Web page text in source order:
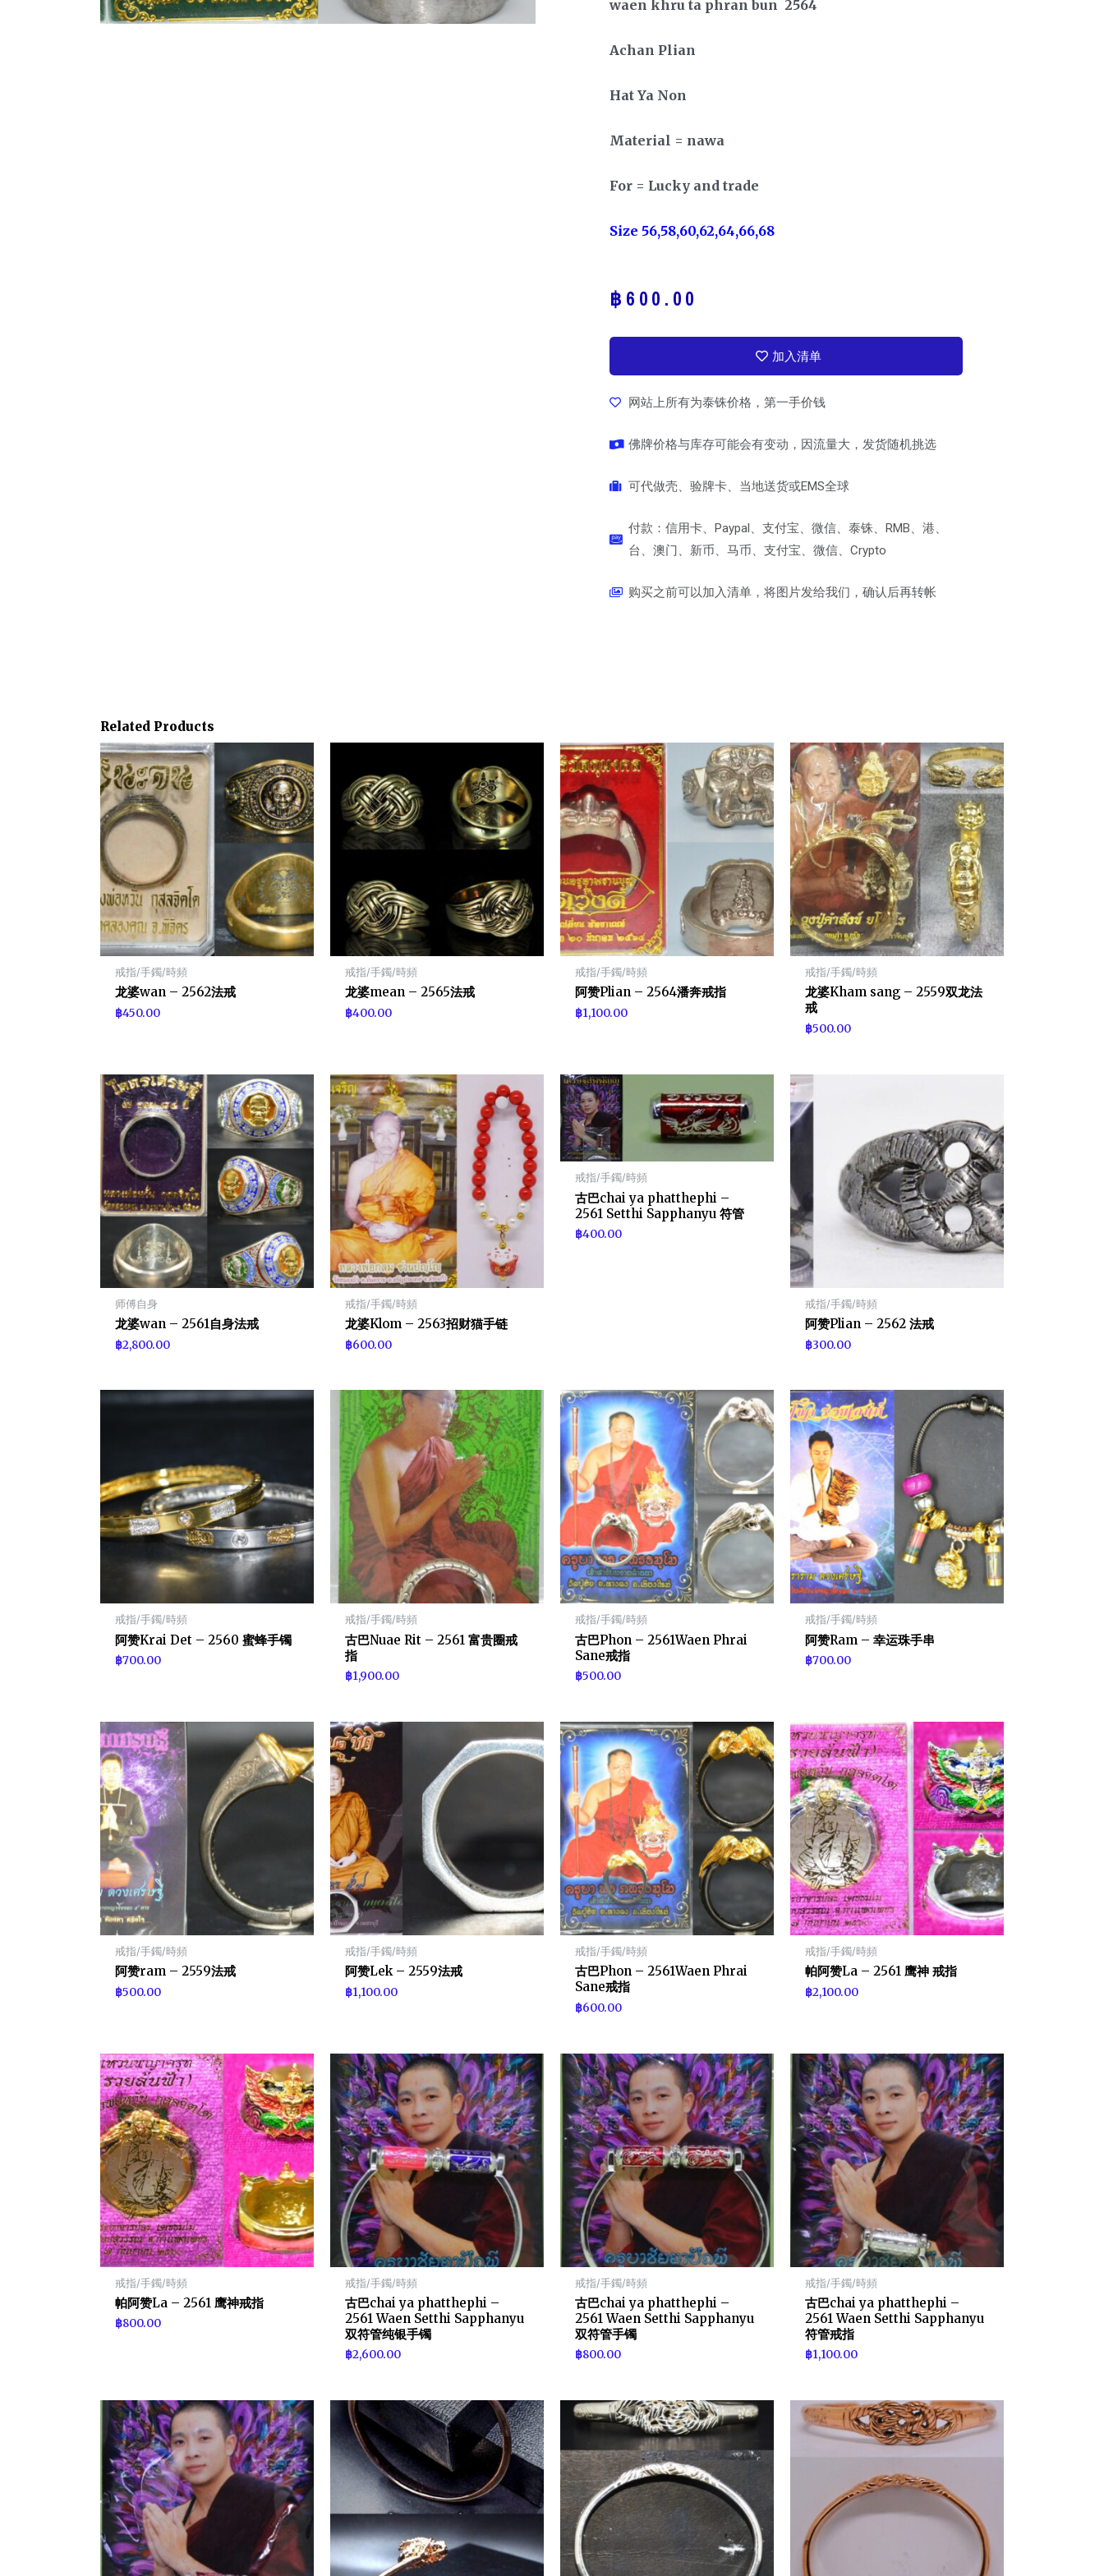
waen khru ta phran bun 2564
Achan Plian
Hat Ya Non
Material = nawa
For = Lucky and trade
Size 56,58,60,62,64,66,68
฿ 600.00
加入清单
网站上所有为泰铢价格，第一手价钱
佛牌价格与库存可能会有变动，因流量大，发货随机挑选
可代做壳、验牌卡、当地送货或EMS全球
付款：信用卡、Paypal、支付宝、微信、泰铢、RMB、港、
台、澳门、新币、马币、支付宝、微信、Crypto
购买之前可以加入清单，将图片发给我们，确认后再转帐
Related Products
戒指/手鐲/時頻
龙婆wan – 2562法戒
฿450.00
戒指/手鐲/時頻
龙婆mean – 2565法戒
฿400.00
戒指/手鐲/時頻
阿赞Plian – 2564潘奔戒指
฿1,100.00
戒指/手鐲/時頻
龙婆Kham sang – 2559双龙法
戒
฿500.00
师傅自身
龙婆wan – 2561自身法戒
฿2,800.00
戒指/手鐲/時頻
龙婆Klom – 2563招财猫手链
฿600.00
戒指/手鐲/時頻
古巴chai ya phatthephi –
2561 Setthi Sapphanyu 符管
฿400.00
戒指/手鐲/時頻
阿赞Plian – 2562 法戒
฿300.00
戒指/手鐲/時頻
阿赞Krai Det – 2560 蜜蜂手镯
฿700.00
戒指/手鐲/時頻
古巴Nuae Rit – 2561 富贵圈戒
指
฿1,900.00
戒指/手鐲/時頻
古巴Phon – 2561Waen Phrai
Sane戒指
฿500.00
戒指/手鐲/時頻
阿赞Ram – 幸运珠手串
฿700.00
戒指/手鐲/時頻
阿赞ram – 2559法戒
฿500.00
戒指/手鐲/時頻
阿赞Lek – 2559法戒
฿1,100.00
戒指/手鐲/時頻
古巴Phon – 2561Waen Phrai
Sane戒指
฿600.00
戒指/手鐲/時頻
帕阿赞La – 2561 鹰神 戒指
฿2,100.00
戒指/手鐲/時頻
帕阿赞La – 2561 鹰神戒指
฿800.00
戒指/手鐲/時頻
古巴chai ya phatthephi –
2561 Waen Setthi Sapphanyu
双符管纯银手镯
฿2,600.00
戒指/手鐲/時頻
古巴chai ya phatthephi –
2561 Waen Setthi Sapphanyu
双符管手镯
฿800.00
戒指/手鐲/時頻
古巴chai ya phatthephi –
2561 Waen Setthi Sapphanyu
符管戒指
฿1,100.00